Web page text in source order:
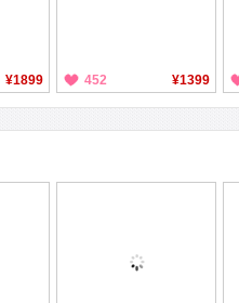
¥1899 452 ¥1399